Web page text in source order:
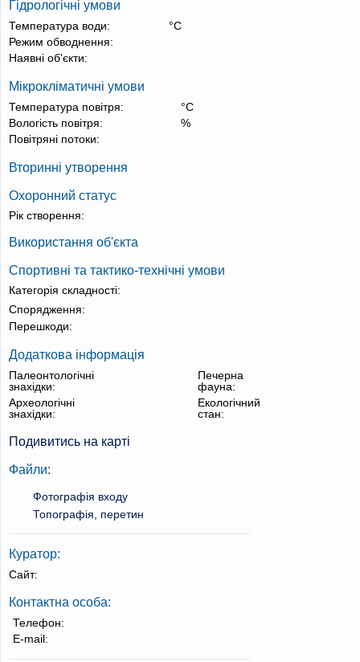
Гідрологічні умови
Температура води:
°С
Режим обводнення:
Наявні об'єкти:
Мікрокліматичні умови
Температура повітря:
°С
Вологість повітря:
%
Повітряні потоки:
Вторинні утворення
Охоронний статус
Рік створення:
Використання об'єкта
Спортивні та тактико-технічні умови
Категорія складності:
Спорядження:
Перешкоди:
Додаткова інформація
Палеонтологічні
знахідки:
Печерна
фауна:
Археологічні
знахідки:
Екологічний
стан:
Подивитись на карті
Файли:
Фотографія входу
Топографія, перетин
Куратор:
Сайт:
Контактна особа:
Телефон:
E-mail: